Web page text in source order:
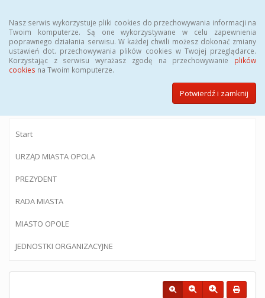
Nasz serwis wykorzystuje pliki cookies do przechowywania informacji na
Twoim komputerze. Są one wykorzystywane w celu zapewnienia
poprawnego działania serwisu. W każdej chwili możesz dokonać zmiany
ustawień dot. przechowywania plików cookies w Twojej przeglądarce.
Korzystając z serwisu wyrażasz zgodę na przechowywanie plików
cookies na Twoim komputerze.
Potwierdź i zamknij
BIULETYN INFORMACJI PUBLICZNEJ
Urzędu Miasta Opola
Start
URZĄD MIASTA OPOLA
PREZYDENT
RADA MIASTA
MIASTO OPOLE
JEDNOSTKI ORGANIZACYJNE